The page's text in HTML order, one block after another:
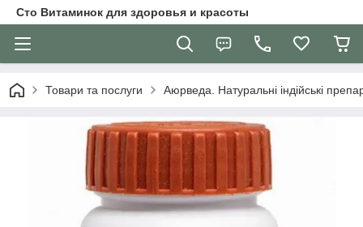
Сто Витаминок для здоровья и красоты
Товари та послуги Аюрведа. Натуральні індійські